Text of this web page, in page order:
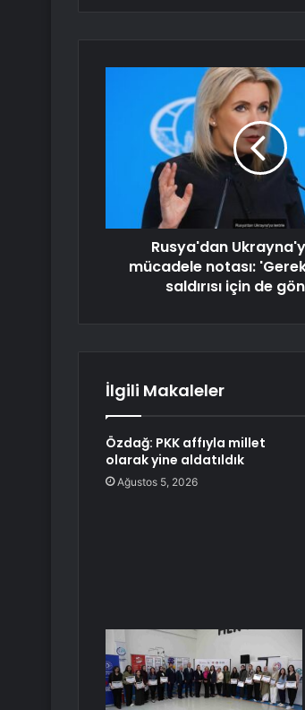
Rusya'dan
mücadele notası:
saldırısı için de
İlgili Makaleler
Özdağ: PKK affıyla millet
olarak yine aldatıldık
Ağustos 5, 2026